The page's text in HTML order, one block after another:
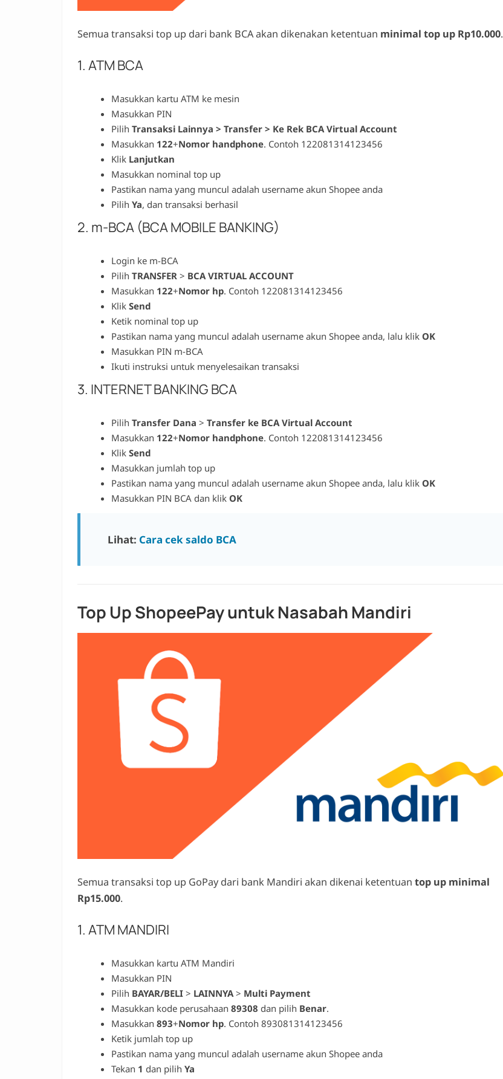
Semua transaksi top up dari bank BCA akan dikenakan ketentuan minimal top up Rp10.000.
1. ATM BCA
Masukkan kartu ATM ke mesin
Masukkan PIN
Pilih Transaksi Lainnya > Transfer > Ke Rek BCA Virtual Account
Masukkan 122+Nomor handphone. Contoh 122081314123456
Klik Lanjutkan
Masukkan nominal top up
Pastikan nama yang muncul adalah username akun Shopee anda
Pilih Ya, dan transaksi berhasil
2. m-BCA (BCA MOBILE BANKING)
Login ke m-BCA
Pilih TRANSFER > BCA VIRTUAL ACCOUNT
Masukkan 122+Nomor hp. Contoh 122081314123456
Klik Send
Ketik nominal top up
Pastikan nama yang muncul adalah username akun Shopee anda, lalu klik OK
Masukkan PIN m-BCA
Ikuti instruksi untuk menyelesaikan transaksi
3. INTERNET BANKING BCA
Pilih Transfer Dana > Transfer ke BCA Virtual Account
Masukkan 122+Nomor handphone. Contoh 122081314123456
Klik Send
Masukkan jumlah top up
Pastikan nama yang muncul adalah username akun Shopee anda, lalu klik OK
Masukkan PIN BCA dan klik OK
Lihat: Cara cek saldo BCA
Top Up ShopeePay untuk Nasabah Mandiri
Semua transaksi top up GoPay dari bank Mandiri akan dikenai ketentuan top up minimal
Rp15.000.
1. ATM MANDIRI
Masukkan kartu ATM Mandiri
Masukkan PIN
Pilih BAYAR/BELI > LAINNYA> Multi Payment
Masukkan kode perusahaan 89308 dan pilih Benar.
Masukkan 893+Nomor hp. Contoh 893081314123456
Ketik jumlah top up
Pastikan nama yang muncul adalah username akun Shopee anda
Tekan 1 dan pilih Ya